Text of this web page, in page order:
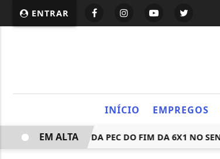
ENTRAR
INÍCIO EMPREGOS
TRAMITAÇÃO DA PEC DO FIM DA 6X1 NO SENADO
EM ALTA